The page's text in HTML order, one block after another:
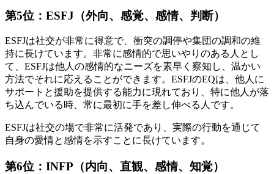
第5位：ESFJ（外向、感覚、感情、判断）
ESFJは社交が非常に得意で、衝突の調停や集団の調和の維
持に長けています。非常に感情的で思いやりのある人とし
て、ESFJは他人の感情的なニーズを素早く察知し、温かい
方法でそれに応えることができます。ESFJのEQは、他人に
サポートと援助を提供する能力に現れており、特に他人が落
ち込んでいる時、常に最初に手を差し伸べる人です。
ESFJは社交の場で非常に活発であり、実際の行動を通じて
自身の愛情と感情を示すことに長けています。
第6位：INFP（内向、直観、感情、知覚）